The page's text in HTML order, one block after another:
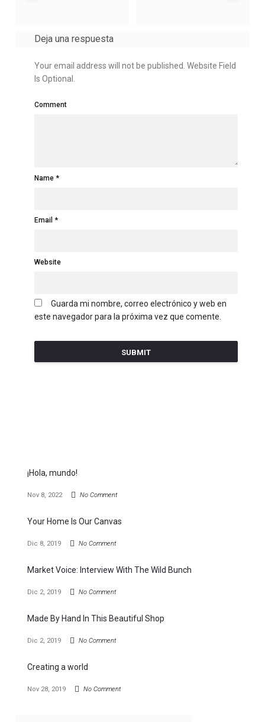
Deja una respuesta
Your email address will not be published. Website Field
Is Optional.
Comment
Name
Email
Website
Guarda mi nombre, correo electrónico y web en
este navegador para la próxima vez que comente.
¡Hola, mundo!
Nov 8, 2022 No Comment
Your Home Is Our Canvas
Dic 8, 2019 No Comment
Market Voice: Interview With The Wild Bunch
Dic 2, 2019 No Comment
Made By Hand In This Beautiful Shop
Dic 2, 2019 No Comment
Creating a world
Nov 28, 2019 No Comment